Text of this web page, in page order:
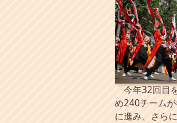
今年32回目を
め240チーム
に進み、さら